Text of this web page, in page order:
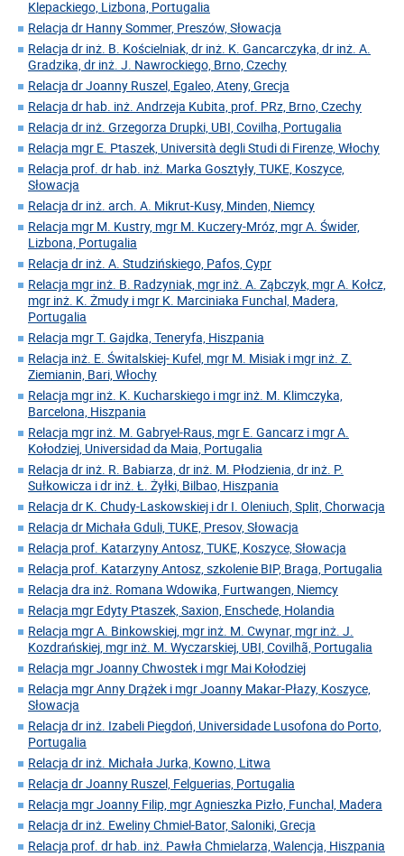
Klepackiego, Lizbona, Portugalia
Relacja dr Hanny Sommer, Preszów, Słowacja
Relacja dr inż. B. Kościelniak, dr inż. K. Gancarczyka, dr inż. A.
Gradzika, dr inż. J. Nawrockiego, Brno, Czechy
Relacja dr Joanny Ruszel, Egaleo, Ateny, Grecja
Relacja dr hab. inż. Andrzeja Kubita, prof. PRz, Brno, Czechy
Relacja dr inż. Grzegorza Drupki, UBI, Covilha, Portugalia
Relacja mgr E. Ptaszek, Università degli Studi di Firenze, Włochy
Relacja prof. dr hab. inż. Marka Gosztyły, TUKE, Koszyce,
Słowacja
Relacja dr inż. arch. A. Mikrut-Kusy, Minden, Niemcy
Relacja mgr M. Kustry, mgr M. Kuczery-Mróz, mgr A. Świder,
Lizbona, Portugalia
Relacja dr inż. A. Studzińskiego, Pafos, Cypr
Relacja mgr inż. B. Radzyniak, mgr inż. A. Ząbczyk, mgr A. Kołcz,
mgr inż. K. Żmudy i mgr K. Marciniaka Funchal, Madera,
Portugalia
Relacja mgr T. Gajdka, Teneryfa, Hiszpania
Relacja inż. E. Świtalskiej- Kufel, mgr M. Misiak i mgr inż. Z.
Ziemianin, Bari, Włochy
Relacja mgr inż. K. Kucharskiego i mgr inż. M. Klimczyka,
Barcelona, Hiszpania
Relacja mgr inż. M. Gabryel-Raus, mgr E. Gancarz i mgr A.
Kołodziej, Universidad da Maia, Portugalia
Relacja dr inż. R. Babiarza, dr inż. M. Płodzienia, dr inż. P.
Sułkowicza i dr inż. Ł. Żyłki, Bilbao, Hiszpania
Relacja dr K. Chudy-Laskowskiej i dr I. Oleniuch, Split, Chorwacja
Relacja dr Michała Gduli, TUKE, Presov, Słowacja
Relacja prof. Katarzyny Antosz, TUKE, Koszyce, Słowacja
Relacja prof. Katarzyny Antosz, szkolenie BIP, Braga, Portugalia
Relacja dra inż. Romana Wdowika, Furtwangen, Niemcy
Relacja mgr Edyty Ptaszek, Saxion, Enschede, Holandia
Relacja mgr A. Binkowskiej, mgr inż. M. Cwynar, mgr inż. J.
Kozdrańskiej, mgr inż. M. Wyczarskiej, UBI, Covilhã, Portugalia
Relacja mgr Joanny Chwostek i mgr Mai Kołodziej
Relacja mgr Anny Drążek i mgr Joanny Makar-Płazy, Koszyce,
Słowacja
Relacja dr inż. Izabeli Piegdoń, Universidade Lusofona do Porto,
Portugalia
Relacja dr inż. Michała Jurka, Kowno, Litwa
Relacja dr Joanny Ruszel, Felguerias, Portugalia
Relacja mgr Joanny Filip, mgr Agnieszka Pizło, Funchal, Madera
Relacja dr inż. Eweliny Chmiel-Bator, Saloniki, Grecja
Relacja prof. dr hab. inż. Pawła Chmielarza, Walencja, Hiszpania